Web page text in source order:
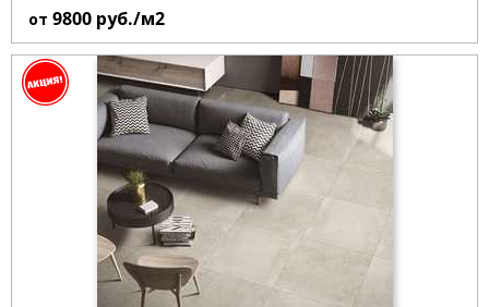
от 9800 руб./м2